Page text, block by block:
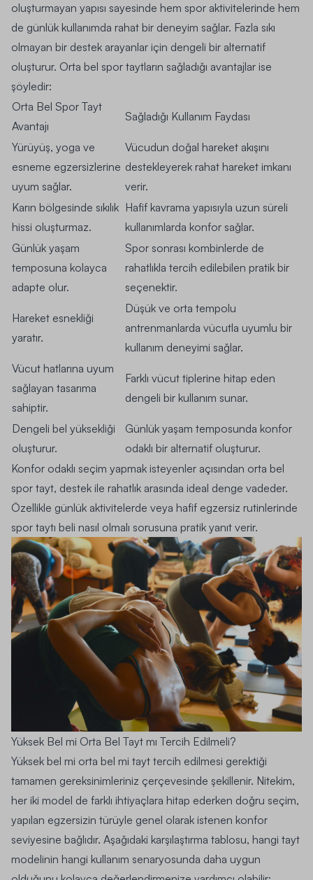
oluşturmayan yapısı sayesinde hem spor aktivitelerinde hem
de günlük kullanımda rahat bir deneyim sağlar. Fazla sıkı
olmayan bir destek arayanlar için dengeli bir alternatif
oluşturur. Orta bel spor taytların sağladığı avantajlar ise
şöyledir:
Orta Bel Spor Tayt
Avantajı
Sağladığı Kullanım Faydası
Yürüyüş, yoga ve
esneme egzersizlerine
uyum sağlar.
Vücudun doğal hareket akışını
destekleyerek rahat hareket imkanı
verir.
Karın bölgesinde sıkılık
hissi oluşturmaz.
Hafif kavrama yapısıyla uzun süreli
kullanımlarda konfor sağlar.
Günlük yaşam
temposuna kolayca
adapte olur.
Spor sonrası kombinlerde de
rahatlıkla tercih edilebilen pratik bir
seçenektir.
Hareket esnekliği
yaratır.
Düşük ve orta tempolu
antrenmanlarda vücutla uyumlu bir
kullanım deneyimi sağlar.
Vücut hatlarına uyum
sağlayan tasarıma
sahiptir.
Farklı vücut tiplerine hitap eden
dengeli bir kullanım sunar.
Dengeli bel yüksekliği
oluşturur.
Günlük yaşam temposunda konfor
odaklı bir alternatif oluşturur.
Konfor odaklı seçim yapmak isteyenler açısından orta bel
spor tayt, destek ile rahatlık arasında ideal denge vadeder.
Özellikle günlük aktivitelerde veya hafif egzersiz rutinlerinde
spor taytı beli nasıl olmalı sorusuna pratik yanıt verir.
Yüksek Bel mi Orta Bel Tayt mı Tercih Edilmeli?
Yüksek bel mi orta bel mi tayt tercih edilmesi gerektiği
tamamen gereksinimleriniz çerçevesinde şekillenir. Nitekim,
her iki model de farklı ihtiyaçlara hitap ederken doğru seçim,
yapılan egzersizin türüyle genel olarak istenen konfor
seviyesine bağlıdır. Aşağıdaki karşılaştırma tablosu, hangi tayt
modelinin hangi kullanım senaryosunda daha uygun